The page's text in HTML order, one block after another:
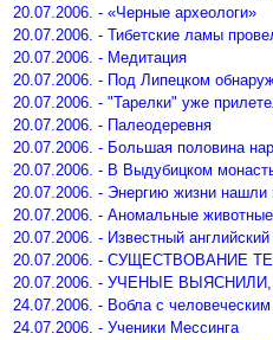
20.07.2006. - «Черные археологи»
20.07.2006. - Тибетские ламы
20.07.2006. - Медитация
20.07.2006. - Под Липецком
20.07.2006. - "Тарелки" уже
20.07.2006. - Палеодеревня
20.07.2006. - Большая половина
20.07.2006. - В Выдубицком
20.07.2006. - Энергию жизни
20.07.2006. - Аномальные
20.07.2006. - Известный
20.07.2006. - СУЩЕСТВОВАНИЕ
20.07.2006. - УЧЕНЫЕ
24.07.2006. - Вобла с
24.07.2006. - Ученики Мессинга